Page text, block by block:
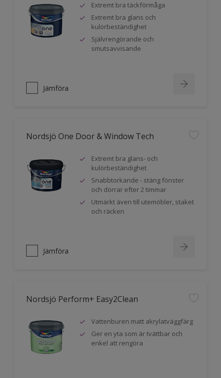
Extremt bra täckförmåga
Extremt bra glans och
kulörbeständighet
Självrengörande och
smutsavvisande
Jämföra
Nordsjö One Door & Window Tech
Extremt bra glans- och
kulörbeständighet
Snabbtorkande - stäng fönster
och dörrar efter 2 timmar
Utmärkt även till utemöbler, staket
och räcken
Jämföra
Nordsjö Perform+ Easy2Clean
Vattenburen matt akrylatväggfärg
Ger en yta som är tvättbar och
enkel att rengöra